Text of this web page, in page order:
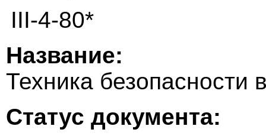
III-4-80*
Название:
Техника безопасности
Статус документа: